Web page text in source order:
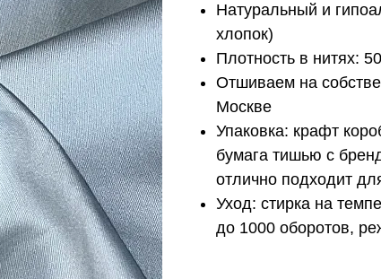
Натуральный и
хлопок)
Плотность в нитях:
Отшиваем на
Москве
Упаковка: крафт
бумага тишью с
отлично подходит
Уход: стирка на
до 1000 оборотов,